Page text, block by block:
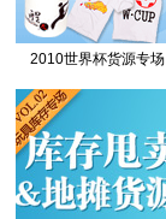
2010世界杯货源专场